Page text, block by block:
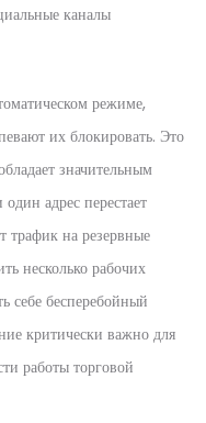
каналы
режиме,
их блокировать. Это
значительным
адрес перестает
трафик на резервные
несколько рабочих
себе бесперебойный
критически важно для
работы торговой